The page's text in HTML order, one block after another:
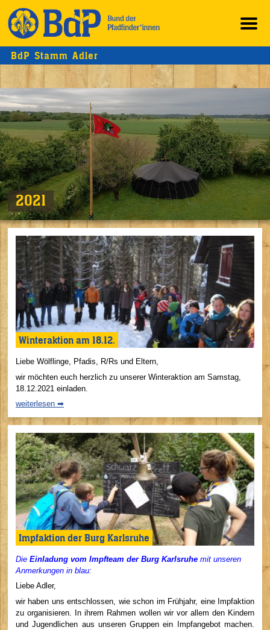
BdP Stamm Adler
2021
Winteraktion am 18.12.
Liebe Wölflinge, Pfadis, R/Rs und Eltern,
wir möchten euch herzlich zu unserer Winteraktion am Samstag,
18.12.2021 einladen.
weiterlesen ➡
Impfaktion der Burg Karlsruhe
Die Einladung vom Impfteam der Burg Karlsruhe mit unseren
Anmerkungen in blau:
Liebe Adler,
wir haben uns entschlossen, wie schon im Frühjahr, eine Impfaktion
zu organisieren. In ihrem Rahmen wollen wir vor allem den Kindern
und Jugendlichen aus unseren Gruppen ein Impfangebot machen.